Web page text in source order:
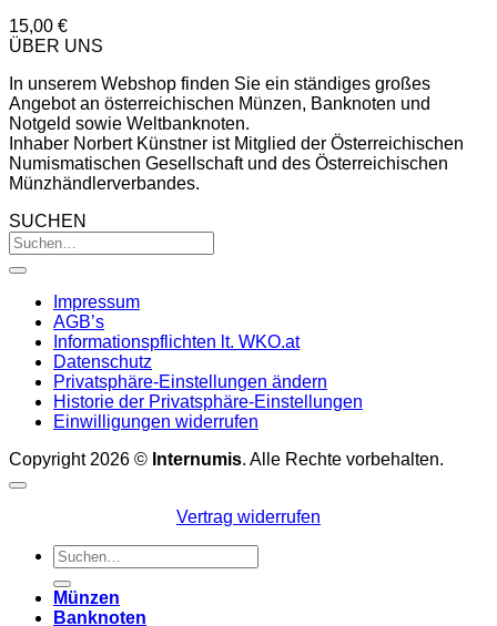
15,00 €
ÜBER UNS
In unserem Webshop finden Sie ein ständiges großes
Angebot an österreichischen Münzen, Banknoten und
Notgeld sowie Weltbanknoten.
Inhaber Norbert Künstner ist Mitglied der Österreichischen
Numismatischen Gesellschaft und des Österreichischen
Münzhändlerverbandes.
SUCHEN
Impressum
AGB’s
Informationspflichten lt. WKO.at
Datenschutz
Privatsphäre-Einstellungen ändern
Historie der Privatsphäre-Einstellungen
Einwilligungen widerrufen
Copyright 2026 © Internumis. Alle Rechte vorbehalten.
Vertrag widerrufen
Suchen
nach:
Münzen
Banknoten